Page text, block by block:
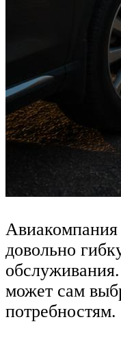
довольно
может сам
потребностям.